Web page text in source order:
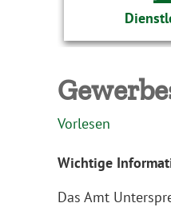
Vorlesen
Wichtige
Das Amt